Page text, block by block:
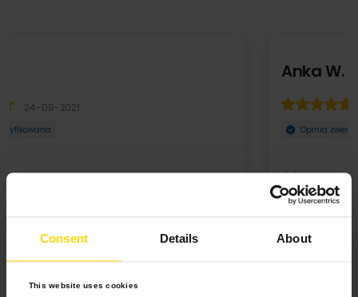
Consent Details About
This website uses cookies
Zamówiłam kubek ze zdjęciem na prezent. To był strzał w 10.
Rozwiń